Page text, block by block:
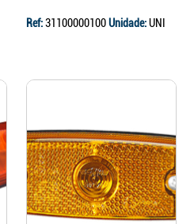
Ref:31100000100Unidade:UNI